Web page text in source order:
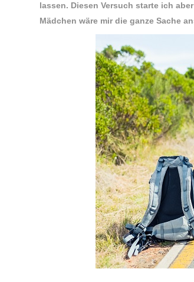
lassen. Diesen Versuch starte ich
Mädchen wäre mir die ganze Sache